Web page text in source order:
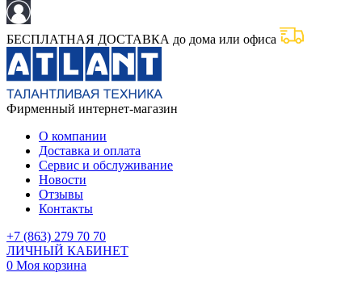
БЕСПЛАТНАЯ ДОСТАВКА до дома или офиса
Фирменный интернет-магазин
О компании
Доставка и оплата
Сервис и обслуживание
Новости
Отзывы
Контакты
+7 (863) 279 70 70
ЛИЧНЫЙ КАБИНЕТ
0 Моя корзина